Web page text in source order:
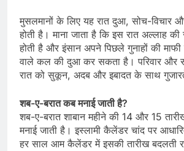
मुसलमानों के लिए यह रात दुआ, सोच-विचार
होती है। माना जाता है कि इस रात अल्लाह
होती है और इंसान अपने पिछले गुनाहों की
वाले कल की दुआ कर सकता है। परिवार और
रात को सुकून, अदब और इबादत के साथ
शब-ए-बरात कब मनाई जाती है?
शब-ए-बरात शाबान महीने की 14 और 15
मनाई जाती है। इस्लामी कैलेंडर चांद पर
हर साल आम कैलेंडर में इसकी तारीख बदलती